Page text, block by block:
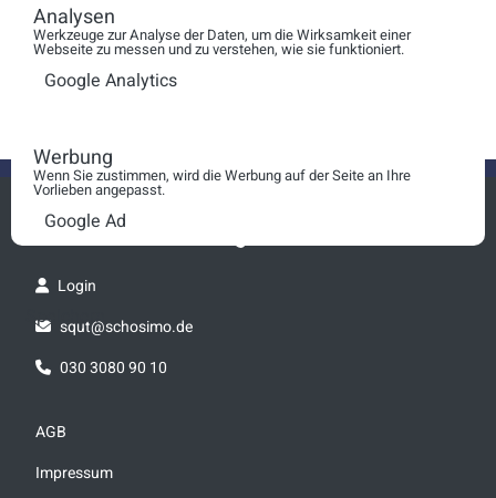
Zwischen Stimme und
Silizium
Login
squt@schosimo.de
030 3080 90 10
AGB
Impressum
Analysen
Werkzeuge zur Analyse der Daten, um die Wirksamkeit einer
Webseite zu messen und zu verstehen, wie sie funktioniert.
Google Analytics
Werbung
Wenn Sie zustimmen, wird die Werbung auf der Seite an Ihre
Vorlieben angepasst.
Google Ad
Speichern